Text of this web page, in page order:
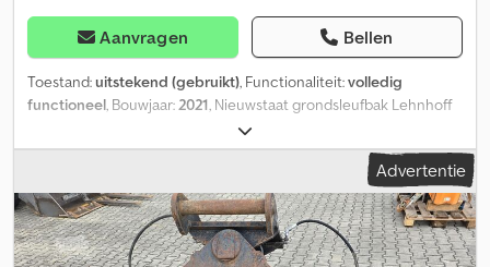
Aanvragen Bellen
Toestand:uitstekend (gebruikt), Functionaliteit:volledig
functioneel , Bouwjaar: 2021 , Nieuwstaat grondsleufbak Lehnhoff
MS21/25, breedte 215 cm. Dsdpfxozghg Ne An Eekr
Advertentie